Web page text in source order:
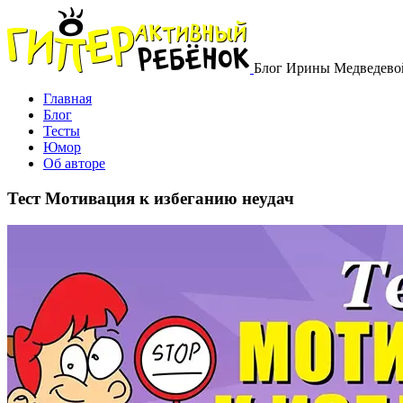
Блог Ирины
Главная
Блог
Тесты
Юмор
Об авторе
Тест Мотивация к избеганию неудач